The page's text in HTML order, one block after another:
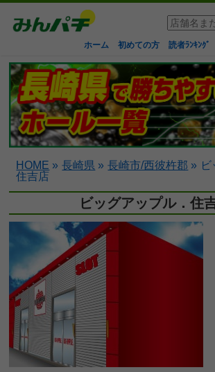
ホーム 初めての方 読者ﾗﾝｷﾝｸﾞ
HOME » 長崎県 » 長崎市/西彼杵郡 » ビ
住吉店
ビッグアップル．住